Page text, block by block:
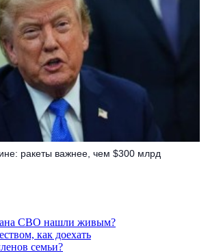
ракеты важнее, чем $300 млрд
СВО нашли живым?
как доехать
семьи?